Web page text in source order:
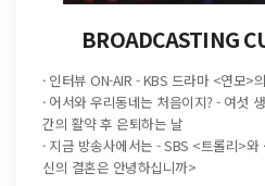
BROADCASTING
· 인터뷰 ON-AIR - KBS 드라마 <연모>
· 어서와 우리동네는 처음이지? - 여섯
간의 활약 후 은퇴하는 날
· 지금 방송사에서는 - SBS <트롤리>
신의 결혼은 안녕하십니까>